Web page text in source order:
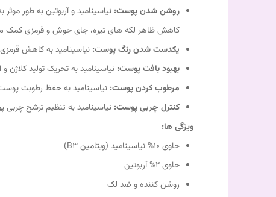
روشن شدن پوست: نیاسینامید و آربوتین به طور
کاهش ظاهر لکه های تیره، جای جوش و قرمزی کمک
یکدست شدن رنگ پوست: نیاسینامید به کاهش
بهبود بافت پوست: نیاسینامید به تحریک تولید
مرطوب کردن پوست: نیاسینامید به حفظ رطوبت
کنترل چربی پوست: نیاسینامید به تنظیم ترشح
ویژگی ها:
حاوی 10% نیاسینامید (ویتامین B3)
حاوی 2% آربوتین
روشن کننده و ضد لک